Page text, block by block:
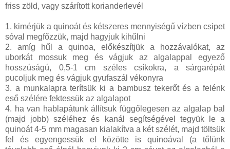
friss zöld, vagy szárított korianderlevél
1. kimérjük a quinoát és kétszeres mennyiségű vízben csipet
sóval megfőzzük, majd hagyjuk kihűlni
2. amíg hűl a quinoa, előkészítjük a hozzávalókat, az
uborkát mossuk meg és vágjuk az algalappal egyező
hosszúságú, 0,5-1 cm széles csíkokra, a sárgarépát
pucoljuk meg és vágjuk gyufaszál vékonyra
3. a munkalapra terítsük ki a bambusz tekerőt és a felénk
eső szélére fektessük az algalapot
4. ha van hablapátunk állítsuk függőlegesen az algalap bal
(majd jobb) széléhez és kanál segítségével tegyük le a
quinoát 4-5 mm magasan kialakítva a két szélét, majd töltsük
fel és egyengessük el közötte is quinoával (a tőlünk